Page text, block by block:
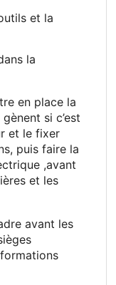
et la
la
en place la
si c’est
et le fixer
puis faire la
,avant
et les
avant les